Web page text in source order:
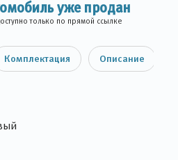
уже продан
только по прямой ссылке
Комплектация Описание